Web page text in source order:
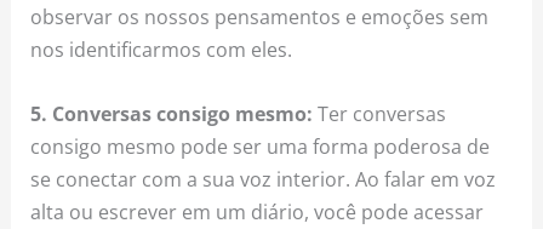
observar os nossos pensamentos e emoções sem
nos identificarmos com eles.
5. Conversas consigo mesmo: Ter conversas
consigo mesmo pode ser uma forma poderosa de
se conectar com a sua voz interior. Ao falar em voz
alta ou escrever em um diário, você pode acessar